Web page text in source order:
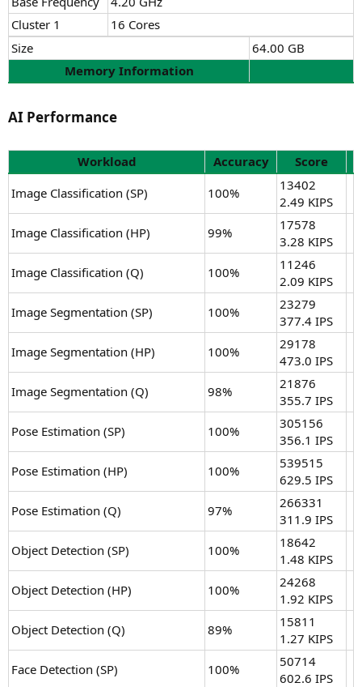
Cluster 1
16 Cores
Size
64.00 GB
Memory Information
AI Performance​
Workload Accuracy
Score
Image Classification (SP)
100%
13402
2.49 KIPS
Image Classification (HP)
99%
17578
3.28 KIPS
Image Classification (Q)
100%
11246
2.09 KIPS
Image Segmentation (SP)
100%
23279
377.4 IPS
Image Segmentation (HP)
100%
29178
473.0 IPS
Image Segmentation (Q)
98%
21876
355.7 IPS
Pose Estimation (SP)
100%
305156
356.1 IPS
Pose Estimation (HP)
100%
539515
629.5 IPS
Pose Estimation (Q)
97%
266331
311.9 IPS
Object Detection (SP)
100%
18642
1.48 KIPS
Object Detection (HP)
100%
24268
1.92 KIPS
Object Detection (Q)
89%
15811
1.27 KIPS
Face Detection (SP)
100%
50714
602.6 IPS